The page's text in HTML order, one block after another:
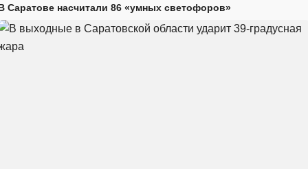
Саратове насчитали 86 «умных светофоров»